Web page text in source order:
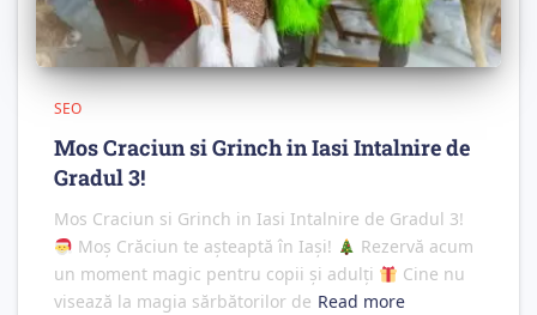
SEO
Mos Craciun si Grinch in Iasi Intalnire de
Gradul 3!
Mos Craciun si Grinch in Iasi Intalnire de Gradul 3!
Moș Crăciun te așteaptă în Iași!
Rezervă acum
un moment magic pentru copii și adulți
Cine nu
visează la magia sărbătorilor de Read more